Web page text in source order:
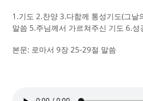
1.기도 2.찬양 3.다함께 통성기도(그날
말씀 5.주님께서 가르쳐주신 기도 6.성
본문: 로마서 9장 25-29절 말씀